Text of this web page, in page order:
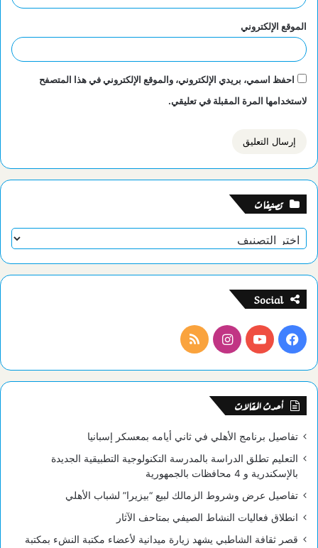
الموقع الإلكتروني
احفظ اسمي، بريدي الإلكتروني، والموقع الإلكتروني في هذا المتصفح
لاستخدامها المرة المقبلة في تعليقي.
تصنيفات
تصنيفات
Social
فيسبوكيوتيوبانستقرامملخص
الموقع
أحدث المقالات
تفاصيل برنامج الأهلي في ثاني أيامه بمعسكر إسبانيا
التعليم تطلق الدراسة بالمدرسة التكنولوجية التطبيقية الجديدة
بالإسكندرية و 4 محافظات بالجمهورية
تفاصيل عرض وشروط الزمالك لبيع “بيزيرا” لشباب الأهلي
انطلاق فعاليات النشاط الصيفي بمتاحف الآثار
قصر ثقافة الشاطبي يشهد زيارة ميدانية لأعضاء مكتبة النشء بمكتبة